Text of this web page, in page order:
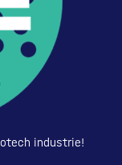
industrie!